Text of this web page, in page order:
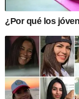
¿Por qué los